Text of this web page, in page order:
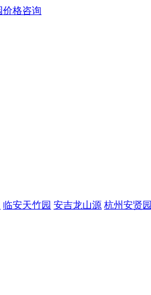
临安天竹园 安吉龙山源 杭州安贤园